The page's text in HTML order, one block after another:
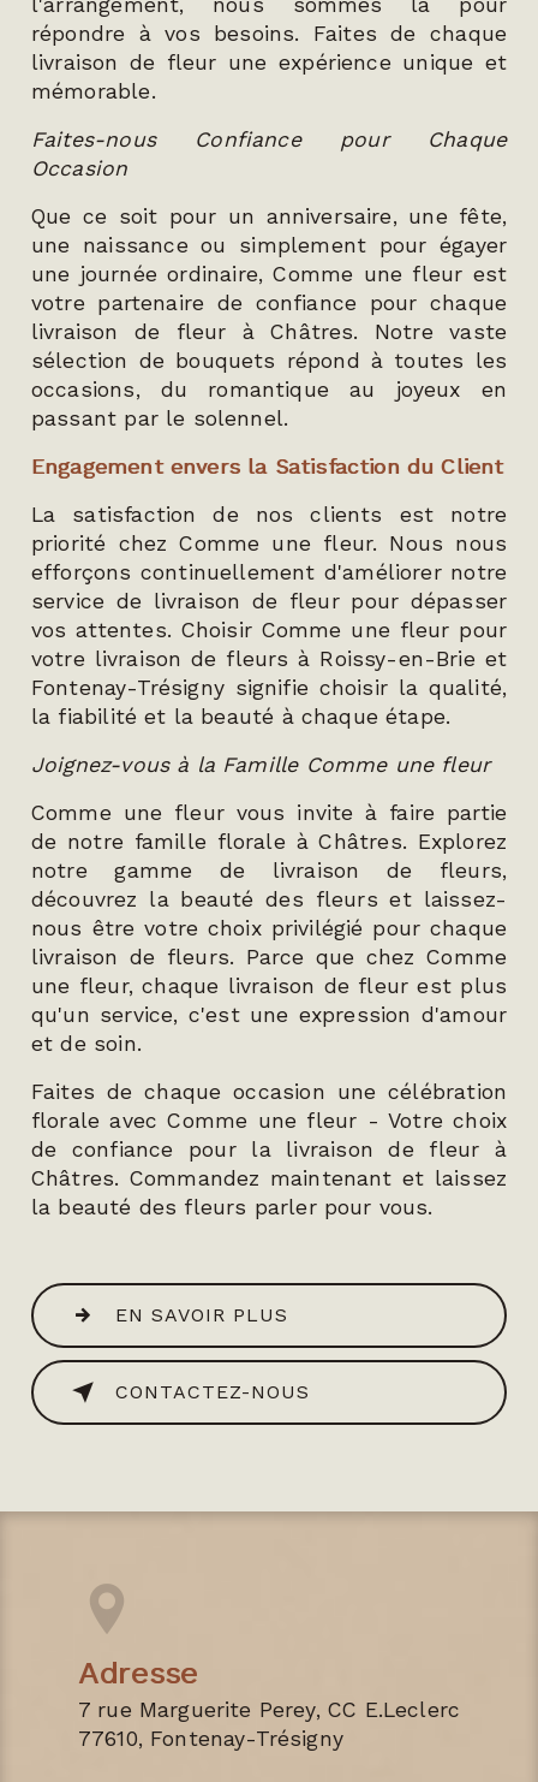
l'arrangement, nous sommes là pour
répondre à vos besoins. Faites de chaque
livraison de fleur une expérience unique et
mémorable.
Faites-nous Confiance pour Chaque
Occasion
Que ce soit pour un anniversaire, une fête,
une naissance ou simplement pour égayer
une journée ordinaire, Comme une fleur est
votre partenaire de confiance pour chaque
livraison de fleur à Châtres. Notre vaste
sélection de bouquets répond à toutes les
occasions, du romantique au joyeux en
passant par le solennel.
Engagement envers la Satisfaction du Client
La satisfaction de nos clients est notre
priorité chez Comme une fleur. Nous nous
efforçons continuellement d'améliorer notre
service de livraison de fleur pour dépasser
vos attentes. Choisir Comme une fleur pour
votre livraison de fleurs à Roissy-en-Brie et
Fontenay-Trésigny signifie choisir la qualité,
la fiabilité et la beauté à chaque étape.
Joignez-vous à la Famille Comme une fleur
Comme une fleur vous invite à faire partie
de notre famille florale à Châtres. Explorez
notre gamme de livraison de fleurs,
découvrez la beauté des fleurs et laissez-
nous être votre choix privilégié pour chaque
livraison de fleurs. Parce que chez Comme
une fleur, chaque livraison de fleur est plus
qu'un service, c'est une expression d'amour
et de soin.
Faites de chaque occasion une célébration
florale avec Comme une fleur - Votre choix
de confiance pour la livraison de fleur à
Châtres. Commandez maintenant et laissez
la beauté des fleurs parler pour vous.
EN SAVOIR PLUS
CONTACTEZ-NOUS
Adresse
7 rue Marguerite Perey, CC E.Leclerc
77610, Fontenay-Trésigny